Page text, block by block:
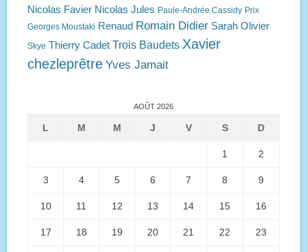
Nicolas Favier Nicolas Jules Paule-Andrée Cassidy Prix
Georges Moustaki Renaud Romain Didier Sarah Olivier
Skye Thierry Cadet Trois Baudets Xavier
chezleprêtre Yves Jamait
AOÛT 2026
L M M J V S D
1 2
3 4 5 6 7 8 9
10 11 12 13 14 15 16
17 18 19 20 21 22 23